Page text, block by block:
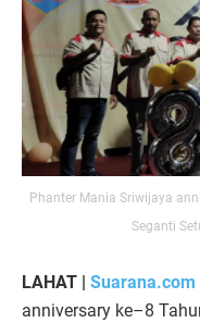
Phanter Mania Sriwijaya
Seganti
LAHAT | Suarana.com
anniversary ke–8